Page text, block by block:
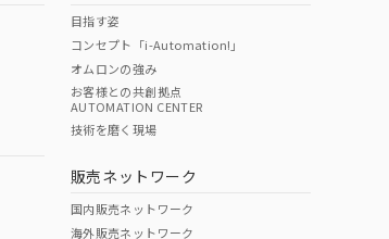
目指す姿
コンセプト「i-Automation!」
オムロンの強み
お客様との共創拠点
AUTOMATION CENTER
技術を磨く現場
販売ネットワーク
国内販売ネットワーク
海外販売ネットワーク